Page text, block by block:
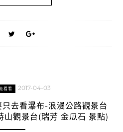
看看 2017-04-03
只去看瀑布-浪漫公路觀景台
山觀景台(瑞芳 金瓜石 景點)